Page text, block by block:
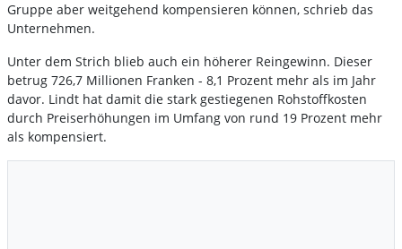
Gruppe aber weitgehend kompensieren können, schrieb das
Unternehmen.
Unter dem Strich blieb auch ein höherer Reingewinn. Dieser
betrug 726,7 Millionen Franken - 8,1 Prozent mehr als im Jahr
davor. Lindt hat damit die stark gestiegenen Rohstoffkosten
durch Preiserhöhungen im Umfang von rund 19 Prozent mehr
als kompensiert.